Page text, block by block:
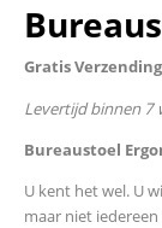
Gratis
Levertijd binnen 7
Bureaustoel
U kent het wel. U
maar niet